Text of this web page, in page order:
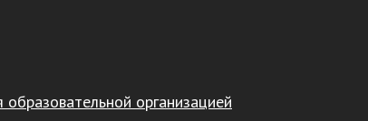
образовательной организацией